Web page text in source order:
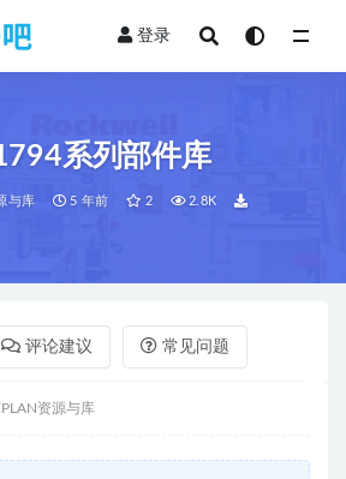
登录
系列部件库
与库 5 年前 2 2.8K
评论建议 常见问题
资源与库